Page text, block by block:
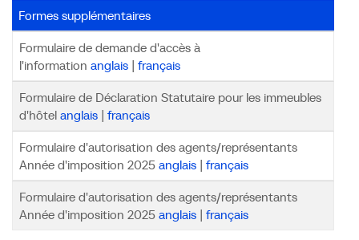
Formes supplémentaires
Formulaire de demande d'accès à
l'information anglais | français
Formulaire de Déclaration Statutaire pour les immeubles
d'hôtel anglais | français
Formulaire d'autorisation des agents/représentants
Année d'imposition 2025 anglais | français
Formulaire d'autorisation des agents/représentants
Année d'imposition 2025 anglais | français